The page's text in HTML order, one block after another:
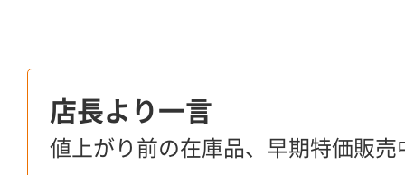
店長より一言
値上がり前の在庫品、早期特価販売